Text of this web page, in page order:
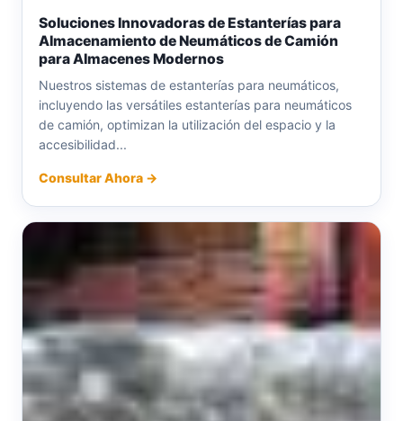
Soluciones Innovadoras de Estanterías para
Almacenamiento de Neumáticos de Camión
para Almacenes Modernos
Nuestros sistemas de estanterías para neumáticos,
incluyendo las versátiles estanterías para neumáticos
de camión, optimizan la utilización del espacio y la
accesibilidad...
Consultar Ahora →